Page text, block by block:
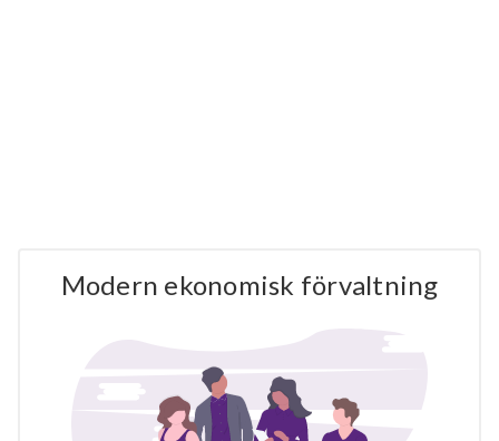
Modern ekonomisk förvaltning